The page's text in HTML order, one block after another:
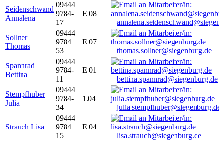
Seidenschwand
Annalena
09444
9784-
17
E.08
Sollner
Thomas
09444
9784-
53
E.07
thomas.sollner@siegenburg.de
Spannrad
Bettina
09444
9784-
11
E.01
bettina.spannrad@siegenburg.de
Stempfhuber
Julia
09444
9784-
34
1.04
Strauch Lisa
09444
9784-
15
E.04
lisa.strauch@siegenburg.de